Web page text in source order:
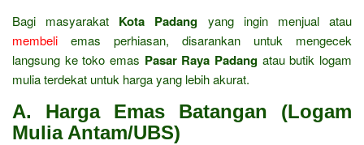
Bagi masyarakat Kota Padang yang ingin menjual atau
membeli emas perhiasan, disarankan untuk mengecek
langsung ke toko emas Pasar Raya Padang atau butik logam
mulia terdekat untuk harga yang lebih akurat.
A. Harga Emas Batangan (Logam
Mulia Antam/UBS)